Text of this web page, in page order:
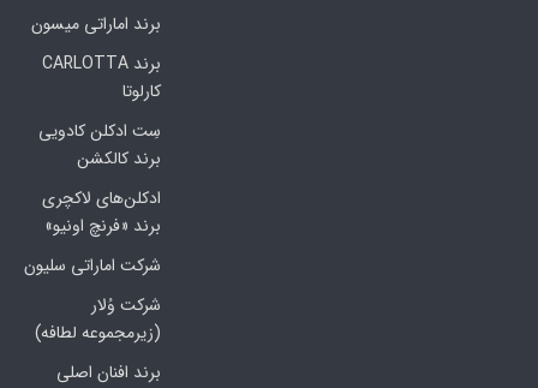
برند اماراتی میسون
برند CARLOTTA
کارلوتا
سِت ادکلن کادویی
برند کالکشن
ادکلن‌های لاکچری
برند «فرنچ اونیو»
شرکت اماراتی سلیون
شرکت وُلار
(زیرمجموعه لطافه)
برند افنان اصلی